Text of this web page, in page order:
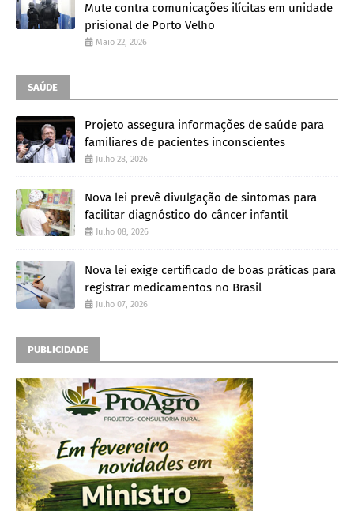
Mute contra comunicações ilícitas em unidade
prisional de Porto Velho
Maio 22, 2026
SAÚDE
Projeto assegura informações de saúde para
familiares de pacientes inconscientes
Julho 28, 2026
Nova lei prevê divulgação de sintomas para
facilitar diagnóstico do câncer infantil
Julho 08, 2026
Nova lei exige certificado de boas práticas para
registrar medicamentos no Brasil
Julho 07, 2026
PUBLICIDADE